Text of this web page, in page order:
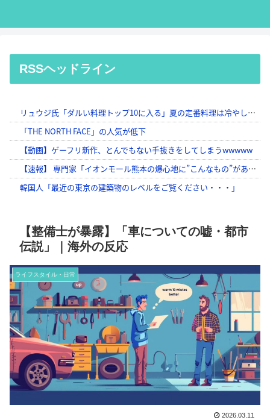
RSSヘッドライン
【整備士が暴露】「車についての嘘・都市
伝説」｜海外の反応
ライフスタイル・日常
2026.03.11